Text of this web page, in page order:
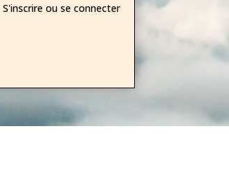
S'inscrire ou se connecter